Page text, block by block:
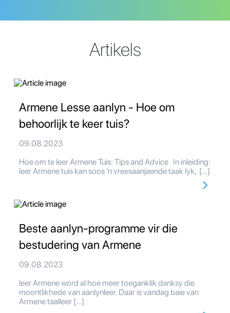
Artikels
Armene Lesse aanlyn - Hoe om
behoorlijk te keer tuis?
09.08.2023
Hoe om te leer Armene Tuis: Tips and Advice In inleiding:
leer Armene tuis kan soos 'n vreesaanjaende taak lyk, […]
Beste aanlyn-programme vir die
bestudering van Armene
09.08.2023
leer Armene word al hoe meer toeganklik danksy die
moontlikhede van aanlynleer. Daar is vandag baie van
Armene taalleer […]